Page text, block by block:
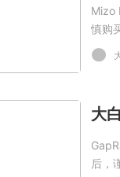
Mizo
慎购
后，